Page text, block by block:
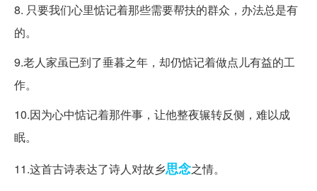
8. 只要我们心里惦记着那些需要帮扶的群众，办法总是有
的。
9.老人家虽已到了垂暮之年，却仍惦记着做点儿有益的工
作。
10.因为心中惦记着那件事，让他整夜辗转反侧，难以成
眠。
11.这首古诗表达了诗人对故乡思念之情。